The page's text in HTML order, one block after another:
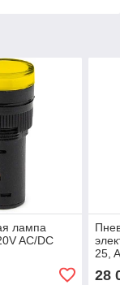
лампа
AC/DC
25,
28